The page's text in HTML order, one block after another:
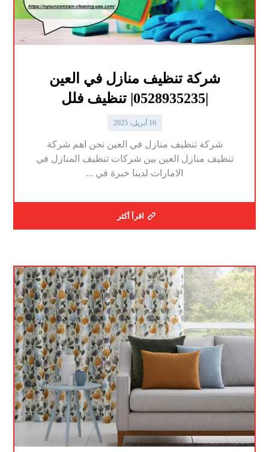
شركة تنظيف منازل في العين
|0528935235| تنظيف فلل
16 أبريل، 2025
شركة تنظيف منازل في العين نحن اهم شركة
تنظيف منازل العين بين شركات تنظيف المنازل في
الامارات لدينا خبرة في ...
اقرأ أكثر